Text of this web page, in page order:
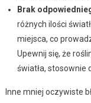
Brak
różnych ilości
miejsca, co
Upewnij się, że
światła, stosownie
Inne mniej oczywiste